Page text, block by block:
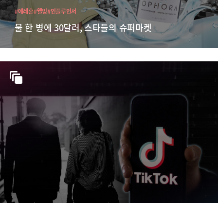
물 한 병에 30달러, 스타들의 슈퍼마켓
#에레혼#웰빙#인플루언서